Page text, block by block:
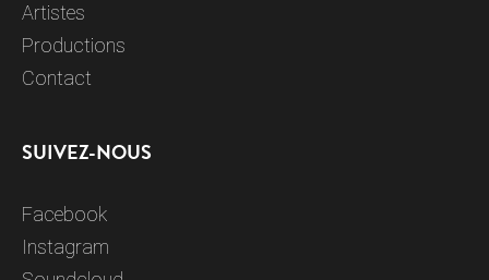
Artistes
Productions
Contact
SUIVEZ-NOUS
Facebook
Instagram